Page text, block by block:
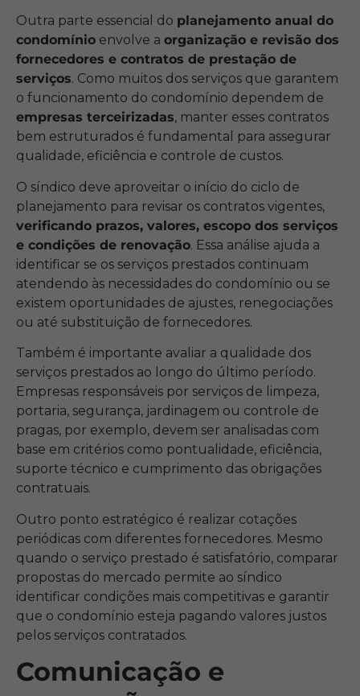
Outra parte essencial do planejamento anual do
condomínio envolve a organização e revisão dos
fornecedores e contratos de prestação de
serviços. Como muitos dos serviços que garantem
o funcionamento do condomínio dependem de
empresas terceirizadas, manter esses contratos
bem estruturados é fundamental para assegurar
qualidade, eficiência e controle de custos.
O síndico deve aproveitar o início do ciclo de
planejamento para revisar os contratos vigentes,
verificando prazos, valores, escopo dos serviços
e condições de renovação. Essa análise ajuda a
identificar se os serviços prestados continuam
atendendo às necessidades do condomínio ou se
existem oportunidades de ajustes, renegociações
ou até substituição de fornecedores.
Também é importante avaliar a qualidade dos
serviços prestados ao longo do último período.
Empresas responsáveis por serviços de limpeza,
portaria, segurança, jardinagem ou controle de
pragas, por exemplo, devem ser analisadas com
base em critérios como pontualidade, eficiência,
suporte técnico e cumprimento das obrigações
contratuais.
Outro ponto estratégico é realizar cotações
periódicas com diferentes fornecedores. Mesmo
quando o serviço prestado é satisfatório, comparar
propostas do mercado permite ao síndico
identificar condições mais competitivas e garantir
que o condomínio esteja pagando valores justos
pelos serviços contratados.
Comunicação e